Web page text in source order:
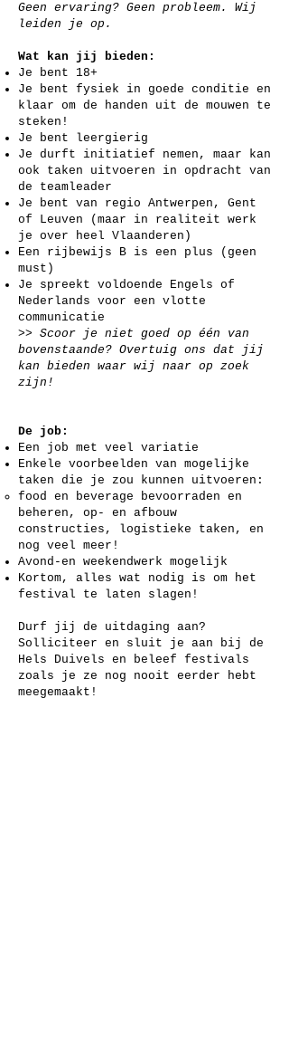
Geen ervaring? Geen probleem. Wij
leiden je op.
Wat kan jij bieden:
Je bent 18+
Je bent fysiek in goede conditie en
klaar om de handen uit de mouwen te
steken!
Je bent leergierig
Je durft initiatief nemen, maar kan
ook taken uitvoeren in opdracht van
de teamleader
Je bent van regio Antwerpen, Gent
of Leuven (maar in realiteit werk
je over heel Vlaanderen)
Een rijbewijs B is een plus (geen
must)
Je spreekt voldoende Engels of
Nederlands voor een vlotte
communicatie
>> Scoor je niet goed op één van
bovenstaande? Overtuig ons dat jij
kan bieden waar wij naar op zoek
zijn!
De job:
Een job met veel variatie
Enkele voorbeelden van mogelijke
taken die je zou kunnen uitvoeren:
food en beverage bevoorraden en
beheren, op- en afbouw
constructies, logistieke taken, en
nog veel meer!
Avond-en weekendwerk mogelijk
Kortom, alles wat nodig is om het
festival te laten slagen!
Durf jij de uitdaging aan?
Solliciteer en sluit je aan bij de
Hels Duivels en beleef festivals
zoals je ze nog nooit eerder hebt
meegemaakt!